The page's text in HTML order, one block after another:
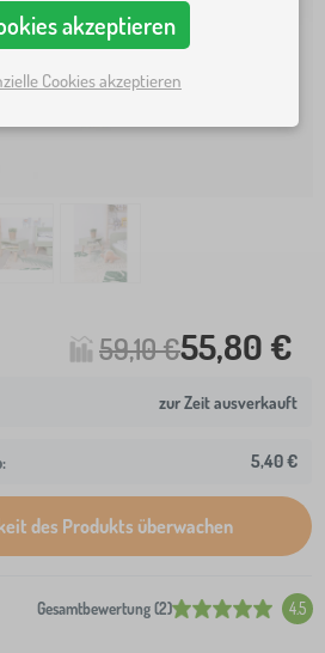
59,10 €55,80 €
zur Zeit ausverkauft
5,40 €
des Produkts überwachen
Gesamtbewertung (2) 4.5
akzeptieren
Cookies akzeptieren